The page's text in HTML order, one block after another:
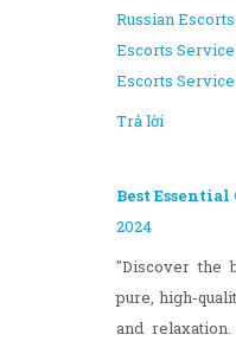
Russian
Escorts
Escorts
Trả lời
Best
2024
"Discover the
pure, high-
and